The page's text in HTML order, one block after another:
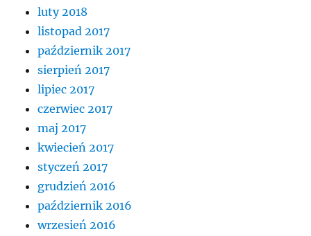
luty 2018
listopad 2017
październik 2017
sierpień 2017
lipiec 2017
czerwiec 2017
maj 2017
kwiecień 2017
styczeń 2017
grudzień 2016
październik 2016
wrzesień 2016